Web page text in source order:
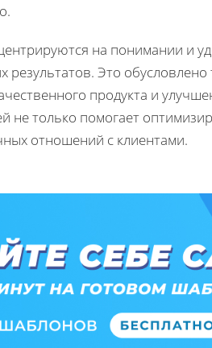
на понимании и
результатов. Это
продукта и
не только помогает
отношений с клиентами.